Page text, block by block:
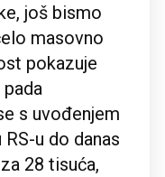
još bismo
masovno
pokazuje
s uvođenjem
u do danas
28 tisuća,